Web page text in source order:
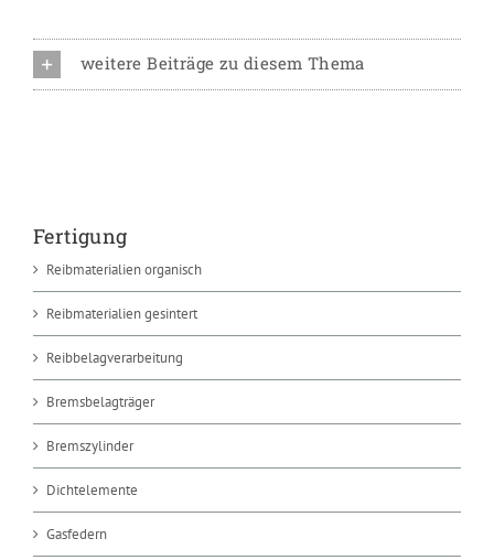
weitere Beiträge zu diesem Thema
Fertigung
Reibmaterialien organisch
Reibmaterialien gesintert
Reibbelagverarbeitung
Bremsbelagträger
Bremszylinder
Dichtelemente
Gasfedern